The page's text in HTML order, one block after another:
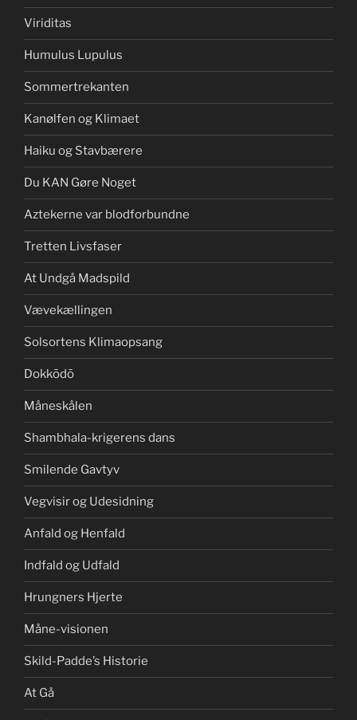
Viriditas
Humulus Lupulus
Sommertrekanten
Kanølfen og Klimaet
Haiku og Stavbærere
Du KAN Gøre Noget
Aztekerne var blodforbundne
Tretten Livsfaser
At Undgå Madspild
Vævekællingen
Solsortens Klimaopsang
Dokkōdō
Måneskålen
Shambhala-krigerens dans
Smilende Gavtyv
Vegvisir og Udesidning
Anfald og Henfald
Indfald og Udfald
Hrungners Hjerte
Måne-visionen
Skild-Padde’s Historie
At Gå